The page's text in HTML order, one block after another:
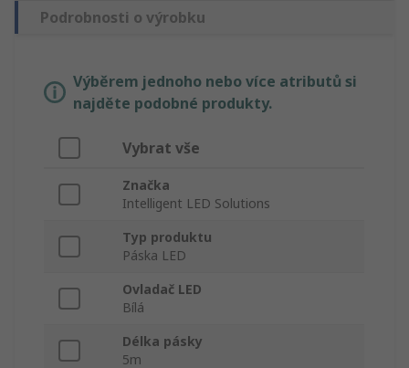
Podrobnosti o výrobku
Výběrem jednoho nebo více atributů si
najděte podobné produkty.
Vybrat vše
Značka
Intelligent LED Solutions
Typ produktu
Páska LED
Ovladač LED
Bílá
Délka pásky
5m